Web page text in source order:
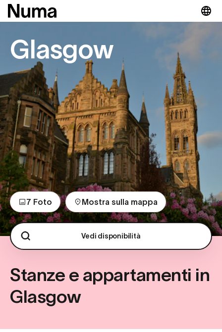
Glasgow
7 Foto
0
Mostra sulla mappa
Vedi disponibilità
Stanze e appartamenti in
Glasgow